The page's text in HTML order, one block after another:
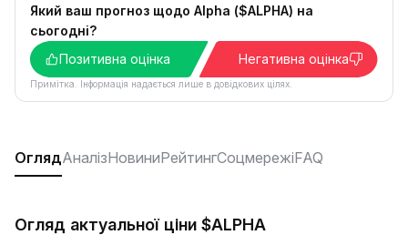
Який ваш прогноз щодо Alpha ($ALPHA) на
сьогодні?
Позитивна оцінка
Негативна оцінка
Примітка. Інформація надається лише в довідкових цілях.
ОглядАналізНовиниРейтингСоцмережіFAQ
Огляд актуальної ціни $ALPHA